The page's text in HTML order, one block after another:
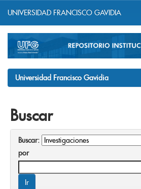
navigation
UNIVERSIDAD FRANCISCO GAVIDIA
Universidad Francisco Gavidia
Buscar
Buscar:
por